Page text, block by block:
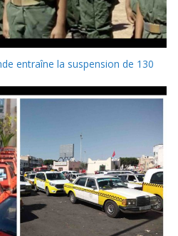
entraîne la suspension de 130